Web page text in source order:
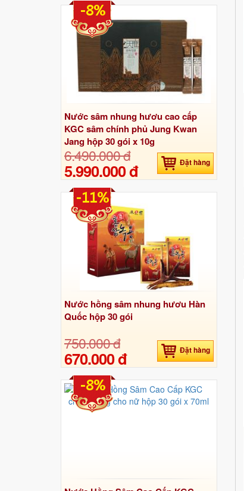
Nước sâm nhung hươu cao cấp
KGC sâm chính phủ Jung Kwan
Jang hộp 30 gói x 10g
6.490.000 đ
5.990.000 đ Đặt hàng
-8%
Nước hồng sâm nhung hươu Hàn
Quốc hộp 30 gói
750.000 đ
670.000 đ Đặt hàng
-11%
-8%